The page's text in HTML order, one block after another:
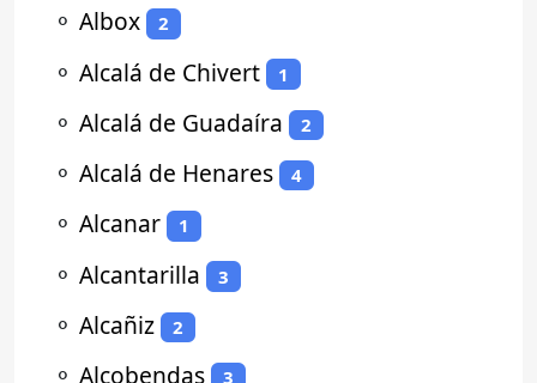
⚬ Albox 2
⚬ Alcalá de Chivert 1
⚬ Alcalá de Guadaíra 2
⚬ Alcalá de Henares 4
⚬ Alcanar 1
⚬ Alcantarilla 3
⚬ Alcañiz 2
⚬ Alcobendas 3